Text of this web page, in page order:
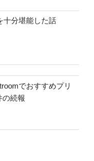
十分堪能した話
でおすすめプリ
の続報